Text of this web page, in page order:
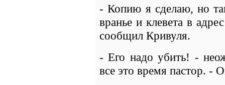
- Копию я сделаю, но
вранье и клевета в
сообщил Кривуля.
- Его надо убить! -
все это время пастор. -